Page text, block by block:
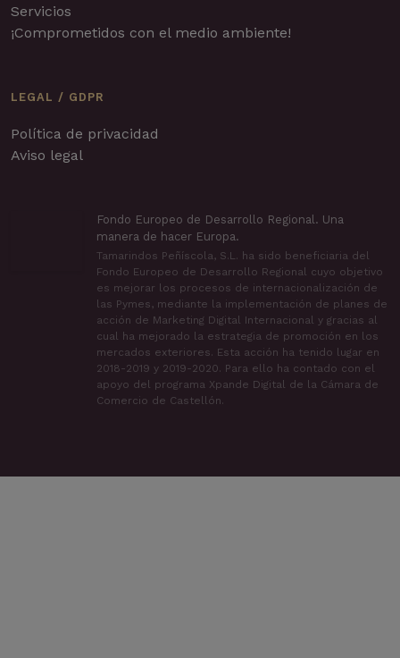
Servicios
¡Comprometidos con el medio ambiente!
LEGAL / GDPR
Política de privacidad
Aviso legal
Fondo Europeo de Desarrollo Regional. Una
manera de hacer Europa.
Tamarindos Peñíscola, S.L. ha sido beneficiaria del
Fondo Europeo de Desarrollo Regional cuyo objetivo
es mejorar los procesos de internacionalización de
las Pymes, mediante la implementación de planes de
acción de Marketing Digital Internacional y gracias al
cual ha mejorado la estrategia de promoción en los
mercados exteriores. Esta acción ha tenido lugar en
2018-2019 y 2019-2020. Para ello ha contado con el
apoyo del programa Xpande Digital de la Cámara de
Comercio de Castellón.